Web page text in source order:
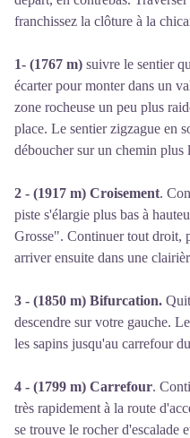
franchissez la clôture à la
1- (1767 m) suivre le sentier
écarter pour monter dans un
zone rocheuse un peu plus
place. Le sentier zigzague en
déboucher sur un chemin plus
2 - (1917 m) Croisement.
piste s'élargie plus bas à
Grosse". Continuer tout droit,
arriver ensuite dans une
3 - (1850 m) Bifurcation.
descendre sur votre gauche.
les sapins jusqu'au carrefour
4 - (1799 m) Carrefour.
très rapidement à la route
se trouve le rocher d'escalade